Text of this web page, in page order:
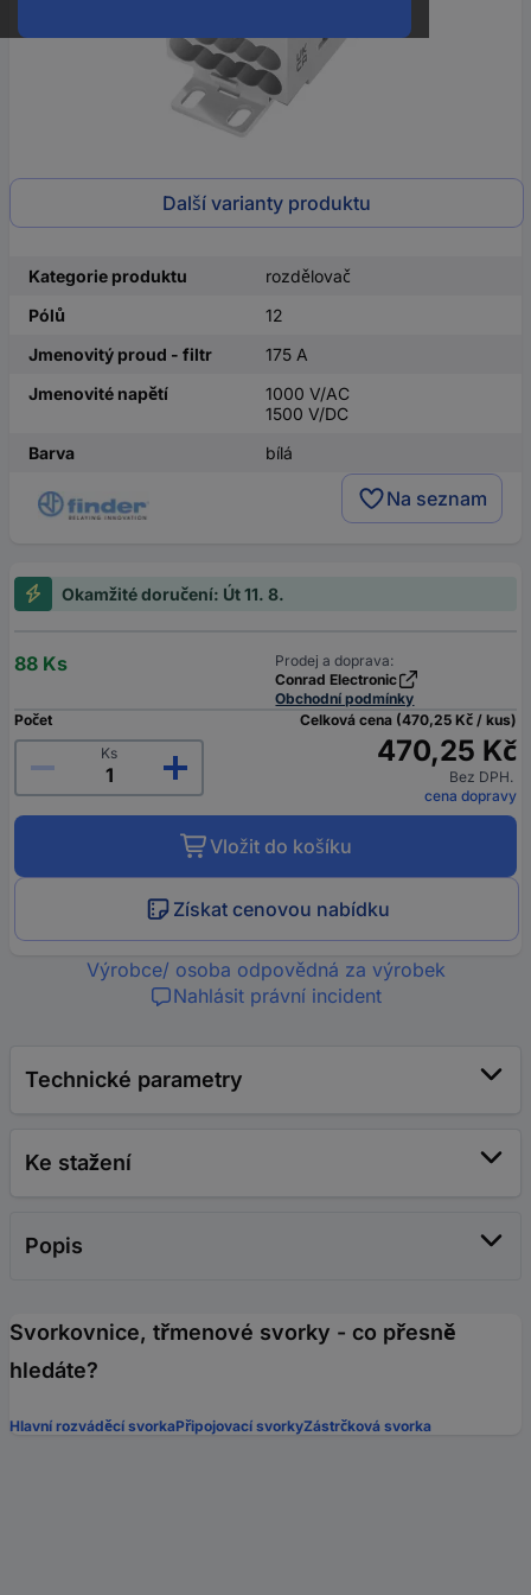
Další varianty produktu
Kategorie produktu
rozdělovač
Pólů
12
Jmenovitý proud - filtr
175 A
Jmenovité napětí
1000 V/AC
1500 V/DC
Barva
bílá
Na seznam
Okamžité doručení: Út 11. 8.
88 Ks
Prodej a doprava:
Conrad Electronic
Obchodní podmínky
Počet
Ks
Celková cena (470,25 Kč / kus)
470,25 Kč
Bez DPH.
cena dopravy
Vložit do košíku
Získat cenovou nabídku
Výrobce/ osoba odpovědná za výrobek
Nahlásit právní incident
Technické parametry
Ke stažení
Popis
Svorkovnice, třmenové svorky - co přesně
hledáte?
Hlavní rozváděcí svorkaPřipojovací svorkyZástrčková svorka